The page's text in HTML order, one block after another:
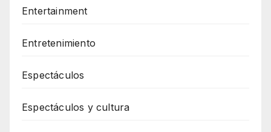
Entertainment
Entretenimiento
Espectáculos
Espectáculos y cultura